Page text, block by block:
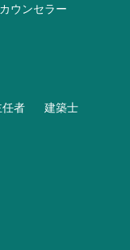
ウンセラー
者
建築士